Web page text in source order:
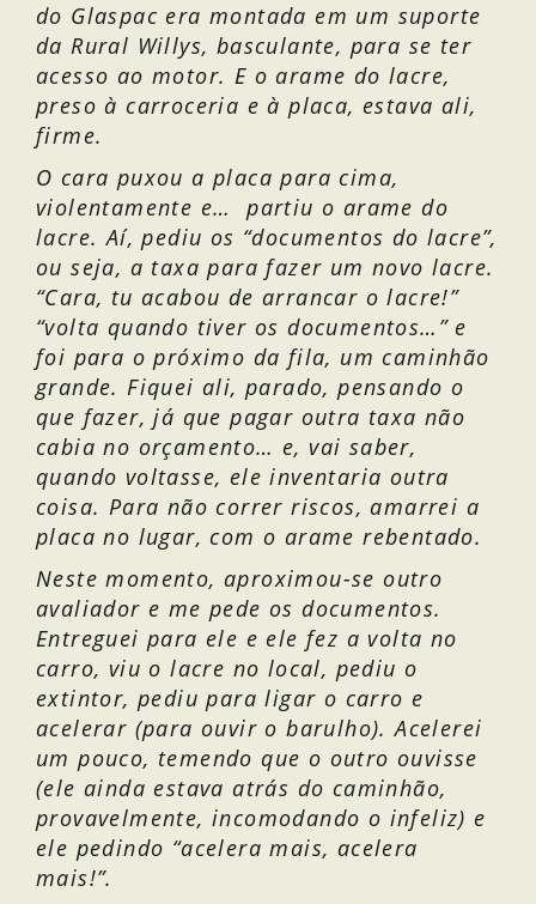
do Glaspac era montada em um suporte
da Rural Willys, basculante, para se ter
acesso ao motor. E o arame do lacre,
preso à carroceria e à placa, estava ali,
firme.
O cara puxou a placa para cima,
violentamente e… partiu o arame do
lacre. Aí, pediu os “documentos do lacre”,
ou seja, a taxa para fazer um novo lacre.
“Cara, tu acabou de arrancar o lacre!”
“volta quando tiver os documentos…” e
foi para o próximo da fila, um caminhão
grande. Fiquei ali, parado, pensando o
que fazer, já que pagar outra taxa não
cabia no orçamento… e, vai saber,
quando voltasse, ele inventaria outra
coisa. Para não correr riscos, amarrei a
placa no lugar, com o arame rebentado.
Neste momento, aproximou-se outro
avaliador e me pede os documentos.
Entreguei para ele e ele fez a volta no
carro, viu o lacre no local, pediu o
extintor, pediu para ligar o carro e
acelerar (para ouvir o barulho). Acelerei
um pouco, temendo que o outro ouvisse
(ele ainda estava atrás do caminhão,
provavelmente, incomodando o infeliz) e
ele pedindo “acelera mais, acelera
mais!”.